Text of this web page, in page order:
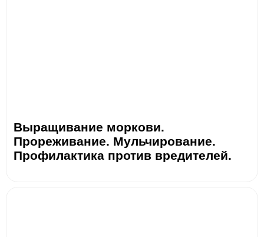
Выращивание моркови.
Прореживание. Мульчирование.
Профилактика против вредителей.